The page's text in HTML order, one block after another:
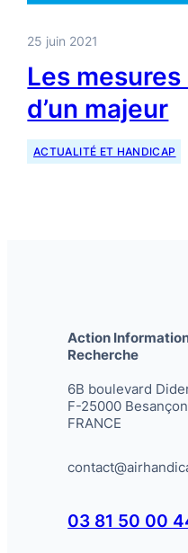
25 juin 2021
Les
d’un majeur
ACTUALITÉ ET HANDICAP
Action
Recherche
6B boulevard
F-25000 Besançon
FRANCE
03 81 50 00